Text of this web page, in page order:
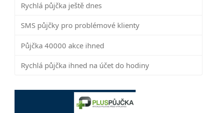
Rychlá půjčka ještě dnes
SMS půjčky pro problémové klienty
Půjčka 40000 akce ihned
Rychlá půjčka ihned na účet do hodiny